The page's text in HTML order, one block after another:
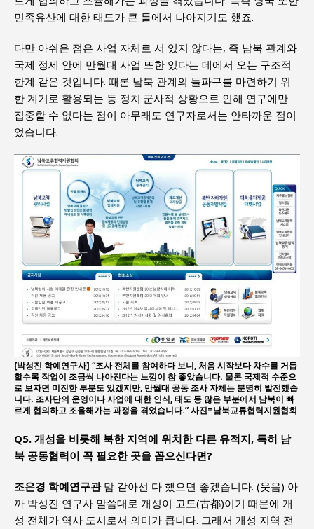
민족유산에 대한 태도가 큰 틀에서 나아지기도 했죠.
다만 아쉬운 점은 사업 자체로 서 있지 않다는, 즉 남북 관계와
국제 정세 안에 만월대 사업 또한 있다는 데에서 오는 구조적
한계 같은 것입니다. 때론 남북 관계의 돌파구를 마련하기 위
한 계기로 활용되는 등 정치·군사적 상황으로 인해 연구에만
집중할 수 없다는 점이 아무래도 연구자로서는 안타까운 점이
었습니다.
[박성진 학예연구사] “조사 전체를 참여하다 보니, 처음 시작보다 차수를 거듭
할수록 작업이 조금씩 나아진다는 느낌이 참 좋았습니다. 물론 국제적 수준으
로 보자면 미진한 부분도 있겠지만, 만월대 공동 조사 자체는 분명히 발전했습
니다. 조사단의 운영이나 사업에 대한 인식, 태도 등 많은 부분에서 남북이 빠
르게 협의하고 조율해가는 과정을 겪었습니다.” 사진=남북교류협력지원협회
Q5. 개성을 비롯해 북한 지역에 위치한 다른 유적지, 특히 남
북 공동협력이 꼭 필요한 곳을 꼽으신다면?
조은경 학예연구관맘 같아선 다 했으면 좋겠습니다. (웃음) 아
까 박성진 연구사 말씀대로 개성이 고도(古都)이기 때문에 개
성 전체가 역사 도시로서 의미가 큽니다. 그래서 개성 지역 전